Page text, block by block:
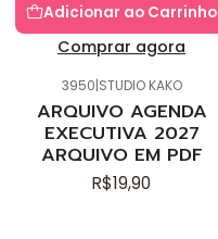
Adicionar ao Carrinho
Comprar agora
3950|STUDIO KAKO
ARQUIVO AGENDA
EXECUTIVA 2027
ARQUIVO EM PDF
R$19,90